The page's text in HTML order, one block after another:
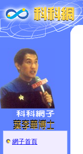
網子首頁